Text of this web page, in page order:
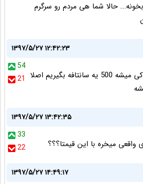
حالا شما هى مردم رو سرگرم
۱۳۹۷/۵/۲۷ ۱۲:۴۲:۲۳
54
21 با حقوق 3 تومانی کی میشه 500 یه سانتافه بگیریم اصلا
۱۳۹۷/۵/۲۷ ۱۳:۴۲:۳۵
33
22
واقعی میخره با این قیمتا؟؟؟
۱۳۹۷/۵/۲۷ ۱۴:۴۹:۱۷